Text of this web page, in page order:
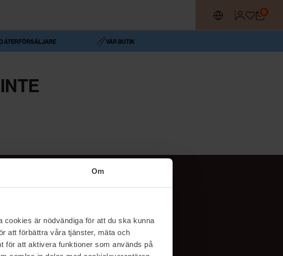
Om
cookies är nödvändiga för att du ska kunna
att förbättra våra tjänster, mäta och
för att aktivera funktioner som används på
0
ÅTERFÖRSÄLJARE VÅR BUTIK
Hjälp
FAQ
Spåra min beställning
Följ oss
Facebook
Instagram